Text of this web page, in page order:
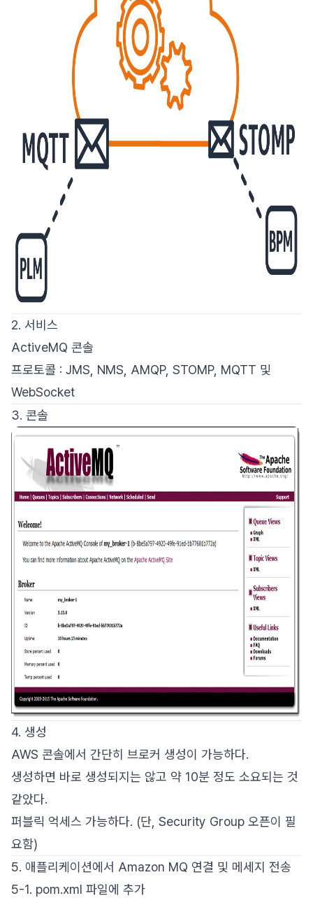
2. 서비스
ActiveMQ 콘솔
프로토콜 : JMS, NMS, AMQP, STOMP, MQTT 및
WebSocket
3. 콘솔
4. 생성
AWS 콘솔에서 간단히 브로커 생성이 가능하다.
생성하면 바로 생성되지는 않고 약 10분 정도 소요되는 것
같았다.
퍼블릭 억세스 가능하다. (단, Security Group 오픈이 필
요함)
5. 애플리케이션에서 Amazon MQ 연결 및 메세지 전송
5-1. pom.xml 파일에 추가